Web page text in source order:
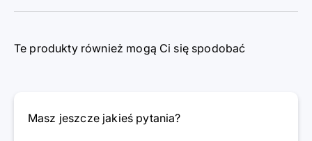
Te produkty również mogą Ci się spodobać
Masz jeszcze jakieś pytania?